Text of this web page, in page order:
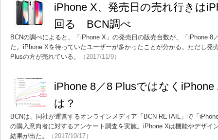
iPhone X、発売日の売れ行きは
回る BCN調べ
BCNの調べによると、「iPhone X」の発売日の販売台数が、「iPhone 8
た。iPhone Xを待っていたユーザーが多かったことが分かる。ただし発
Plusの方が売れている。
（2017/11/9）
iPhone 8／8 Plusではなく
は？
BCNは、同社が運営するオンラインメディア「BCN RETAIL」で「
の購入意向者に対するアンケート調査を実施。iPhone Xは機能やデザイ
結果が出た。
（2017/10/17）